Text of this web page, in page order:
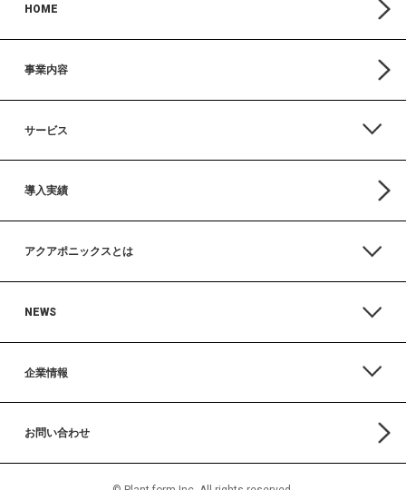
HOME
事業内容
サービス
導入実績
アクアポニックスとは
NEWS
企業情報
お問い合わせ